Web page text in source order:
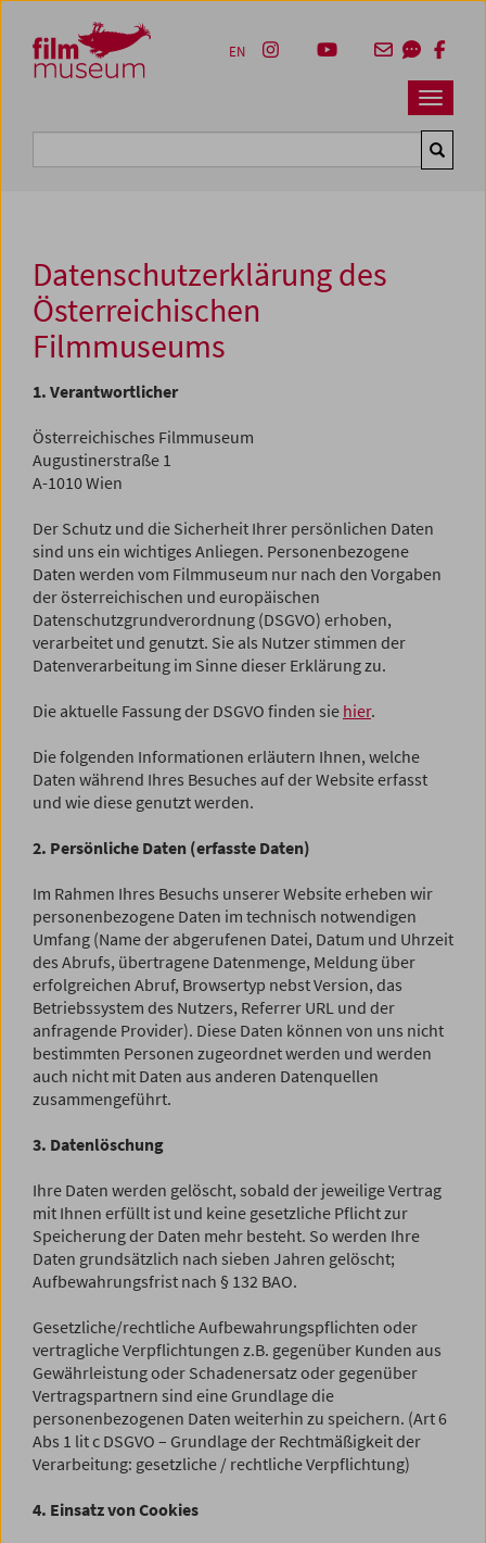
Zum Inhalt
Zum Hauptmenü
Zur Servicenavigation
Zum Suche
Navbar
EN
Datenschutzerklärung des
Österreichischen
Filmmuseums
1. Verantwortlicher
Österreichisches Filmmuseum
Augustinerstraße 1
A-1010 Wien
Der Schutz und die Sicherheit Ihrer persönlichen Daten
sind uns ein wichtiges Anliegen. Personenbezogene
Daten werden vom Filmmuseum nur nach den Vorgaben
der österreichischen und europäischen
Datenschutzgrundverordnung (DSGVO) erhoben,
verarbeitet und genutzt. Sie als Nutzer stimmen der
Datenverarbeitung im Sinne dieser Erklärung zu.
Die aktuelle Fassung der DSGVO finden sie hier.
Die folgenden Informationen erläutern Ihnen, welche
Daten während Ihres Besuches auf der Website erfasst
und wie diese genutzt werden.
2. Persönliche Daten (erfasste Daten)
Im Rahmen Ihres Besuchs unserer Website erheben wir
personenbezogene Daten im technisch notwendigen
Umfang (Name der abgerufenen Datei, Datum und Uhrzeit
des Abrufs, übertragene Datenmenge, Meldung über
erfolgreichen Abruf, Browsertyp nebst Version, das
Betriebssystem des Nutzers, Referrer URL und der
anfragende Provider). Diese Daten können von uns nicht
bestimmten Personen zugeordnet werden und werden
auch nicht mit Daten aus anderen Datenquellen
zusammengeführt.
3. Datenlöschung
Ihre Daten werden gelöscht, sobald der jeweilige Vertrag
mit Ihnen erfüllt ist und keine gesetzliche Pflicht zur
Speicherung der Daten mehr besteht. So werden Ihre
Daten grundsätzlich nach sieben Jahren gelöscht;
Aufbewahrungsfrist nach § 132 BAO.
Gesetzliche/rechtliche Aufbewahrungspflichten oder
vertragliche Verpflichtungen z.B. gegenüber Kunden aus
Gewährleistung oder Schadenersatz oder gegenüber
Vertragspartnern sind eine Grundlage die
personenbezogenen Daten weiterhin zu speichern. (Art 6
Abs 1 lit c DSGVO – Grundlage der Rechtmäßigkeit der
Verarbeitung: gesetzliche / rechtliche Verpflichtung)
4. Einsatz von Cookies